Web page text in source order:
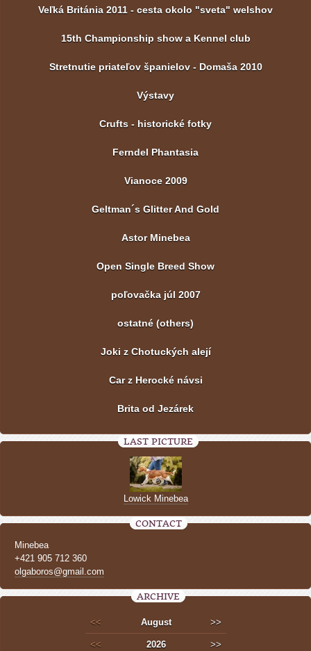
Veľká Británia 2011 - cesta okolo "sveta" welshov
15th Championship show a Kennel club
Stretnutie priateľov španielov - Domaša 2010
Výstavy
Crufts - historické fotky
Ferndel Phantasia
Vianoce 2009
Geltman´s Glitter And Gold
Astor Minebea
Open Single Breed Show
poľovačka júl 2007
ostatné (others)
Joki z Chotuckých alejí
Car z Herocké návsi
Brita od Jezárek
LAST PICTURE
Lowick Minebea
CONTACT
Minebea
+421 905 712 360
olgaboros@gmail.com
ARCHIVE
<< August >>
<< 2026 >>